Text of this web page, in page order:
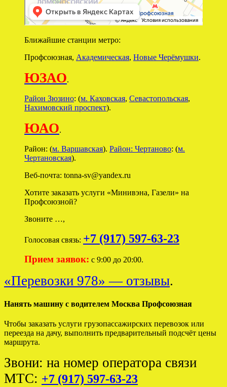
Ближайшие станции метро:
Профсоюзная, Академическая, Новые Черёмушки.
ЮЗАО.
Район Зюзино: (м. Каховская, Севастопольская,
Нахимовский проспект).
ЮАО.
Район: (м. Варшавская). Район: Чертаново: (м.
Чертановская).
Веб-почта: tonna-sv@yandex.ru
Хотите заказать услуги «Минивэна, Газели» на
Профсоюзной?
Звоните …,
Голосовая связь: +7 (917) 597-63-23
Прием заявок: с 9:00 до 20:00.
«Перевозки 978» — отзывы.
Нанять машину с водителем Москва Профсоюзная
Чтобы заказать услуги грузопассажирских перевозок или
переезда на дачу, выполнить предварительный подсчёт цены
маршрута.
Звони: на номер оператора связи
МТС: +7 (917) 597-63-23